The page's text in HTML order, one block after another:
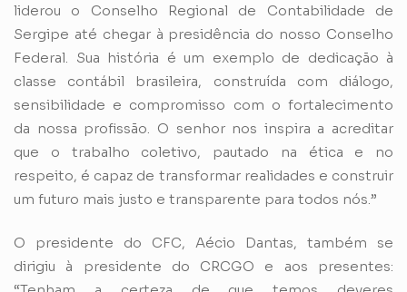
liderou o Conselho Regional de Contabilidade de
Sergipe até chegar à presidência do nosso Conselho
Federal. Sua história é um exemplo de dedicação à
classe contábil brasileira, construída com diálogo,
sensibilidade e compromisso com o fortalecimento
da nossa profissão. O senhor nos inspira a acreditar
que o trabalho coletivo, pautado na ética e no
respeito, é capaz de transformar realidades e construir
um futuro mais justo e transparente para todos nós.”
O presidente do CFC, Aécio Dantas, também se
dirigiu à presidente do CRCGO e aos presentes: